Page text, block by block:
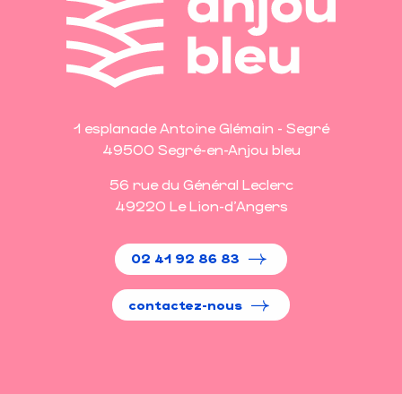
1 esplanade Antoine Glémain - Segré
49500 Segré-en-Anjou bleu
56 rue du Général Leclerc
49220 Le Lion-d'Angers
02 41 92 86 83
contactez-nous